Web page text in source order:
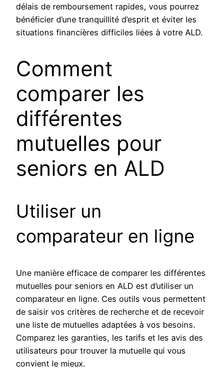
délais de remboursement rapides, vous pourrez
bénéficier d’une tranquillité d’esprit et éviter les
situations financières difficiles liées à votre ALD.
Comment
comparer les
différentes
mutuelles pour
seniors en ALD
Utiliser un
comparateur en ligne
Une manière efficace de comparer les différentes
mutuelles pour seniors en ALD est d’utiliser un
comparateur en ligne. Ces outils vous permettent
de saisir vos critères de recherche et de recevoir
une liste de mutuelles adaptées à vos besoins.
Comparez les garanties, les tarifs et les avis des
utilisateurs pour trouver la mutuelle qui vous
convient le mieux.